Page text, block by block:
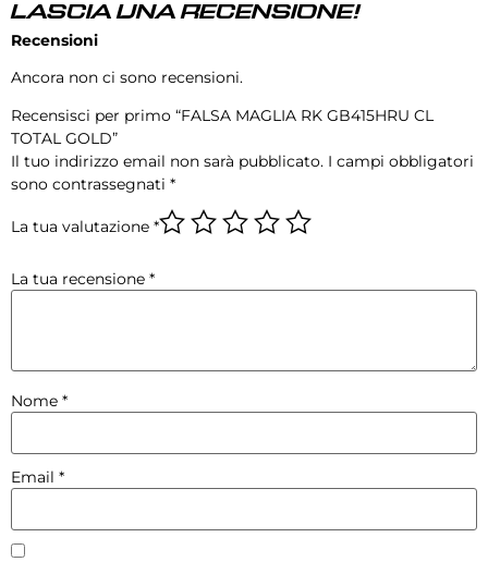
LASCIA UNA RECENSIONE!
Recensioni
Ancora non ci sono recensioni.
Recensisci per primo “FALSA MAGLIA RK GB415HRU CL
TOTAL GOLD”
Il tuo indirizzo email non sarà pubblicato. I campi obbligatori
sono contrassegnati *
La tua valutazione *
La tua recensione *
Nome *
Email *